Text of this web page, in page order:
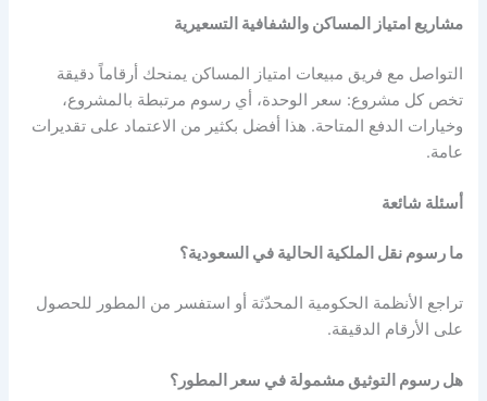
مشاريع امتياز المساكن والشفافية التسعيرية
التواصل مع فريق مبيعات امتياز المساكن يمنحك أرقاماً دقيقة
تخص كل مشروع: سعر الوحدة، أي رسوم مرتبطة بالمشروع،
وخيارات الدفع المتاحة. هذا أفضل بكثير من الاعتماد على تقديرات
عامة.
أسئلة شائعة
ما رسوم نقل الملكية الحالية في السعودية؟
تراجع الأنظمة الحكومية المحدّثة أو استفسر من المطور للحصول
على الأرقام الدقيقة.
هل رسوم التوثيق مشمولة في سعر المطور؟